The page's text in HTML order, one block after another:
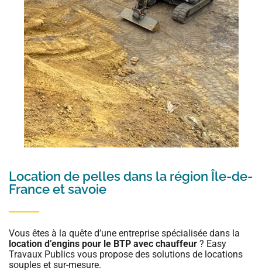
Location de pelles dans la région Île-de-
France et savoie
Vous êtes à la quête d’une entreprise spécialisée dans la
location d’engins pour le BTP avec chauffeur ? Easy
Travaux Publics vous propose des solutions de locations
souples et sur-mesure.